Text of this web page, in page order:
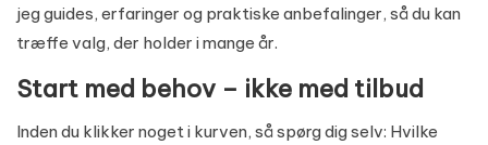
jeg guides, erfaringer og praktiske anbefalinger, så du kan
træffe valg, der holder i mange år.
Start med behov – ikke med tilbud
Inden du klikker noget i kurven, så spørg dig selv: Hvilke